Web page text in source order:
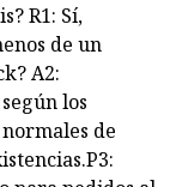
R1: Sí,
de un
A2:
los
de